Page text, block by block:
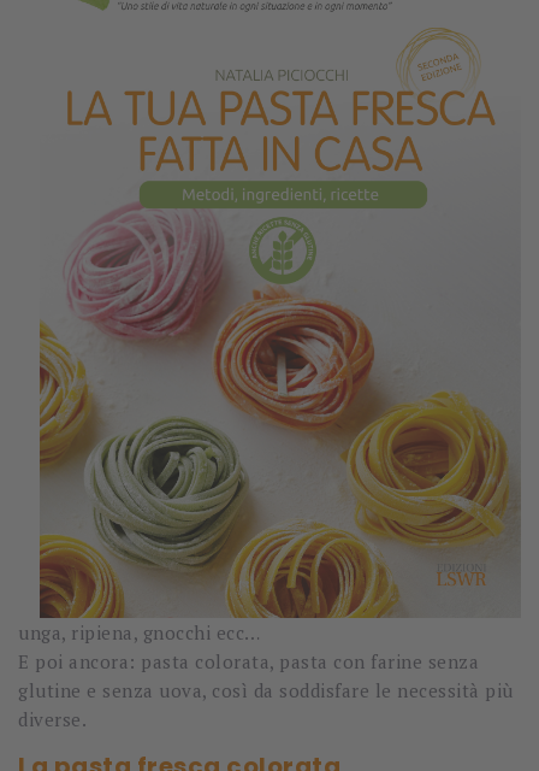
unga, ripiena, gnocchi ecc…
E poi ancora: pasta colorata, pasta con farine senza
glutine e senza uova, così da soddisfare le necessità più
diverse.